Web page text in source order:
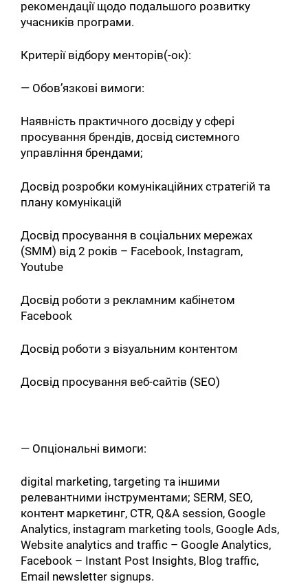
рекомендації щодо подальшого розвитку
учасників програми.
Критерії відбору менторів(-ок):
— Обов’язкові вимоги:
Наявність практичного досвіду у сфері
просування брендів, досвід системного
управління брендами;
Досвід розробки комунікаційних стратегій та
плану комунікацій
Досвід просування в соціальних мережах
(SMM) від 2 років – Facebook, Instagram,
Youtube
Досвід роботи з рекламним кабінетом
Facebook
Досвід роботи з візуальним контентом
Досвід просування веб-сайтів (SEO)
— Опціональні вимоги:
digital marketing, targeting та іншими
релевантними інструментами; SERM, SEO,
контент маркетинг, CTR, Q&A session, Google
Analytics, instagram marketing tools, Google Ads,
Website analytics and traffic – Google Analytics,
Facebook – Instant Post Insights, Blog traffic,
Email newsletter signups.